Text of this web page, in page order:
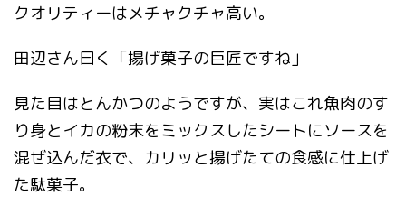
クオリティーはメチャクチャ高い。
田辺さん曰く「揚げ菓子の巨匠ですね」
見た目はとんかつのようですが、実はこれ魚肉のす
り身とイカの粉末をミックスしたシートにソースを
混ぜ込んだ衣で、カリッと揚げたての食感に仕上げ
た駄菓子。